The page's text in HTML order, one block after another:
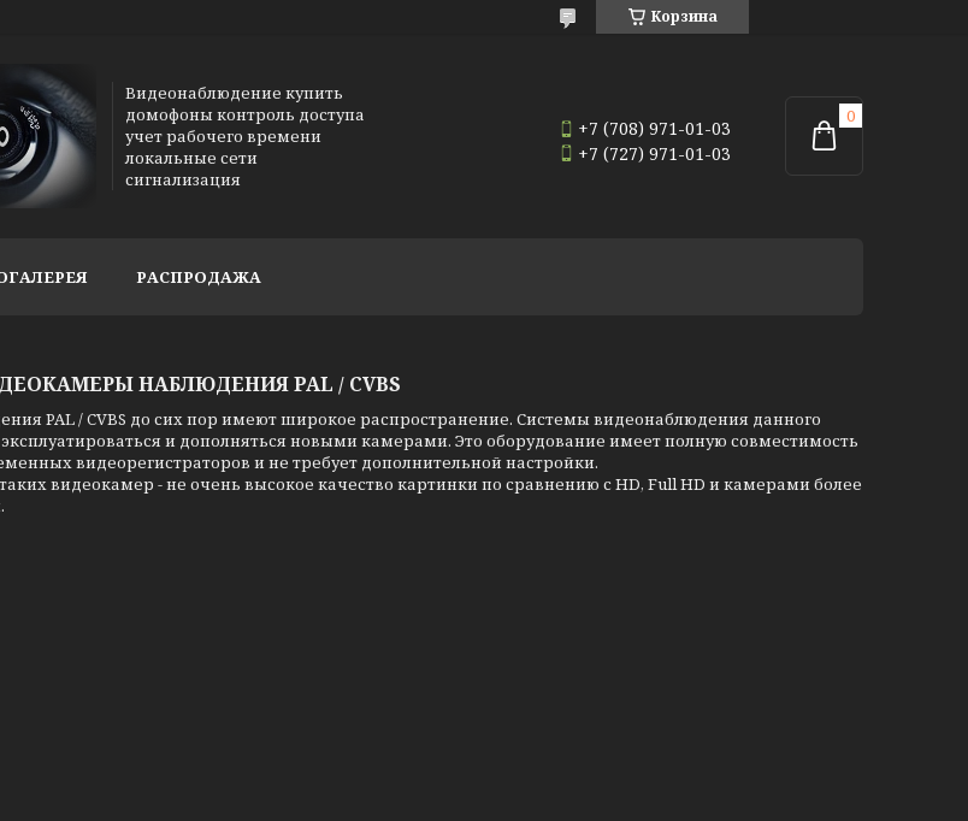
Корзина
Видеонаблюдение купить
домофоны контроль доступа
учет рабочего времени
локальные сети
сигнализация
+7 (708) 971-01-03
+7 (727) 971-01-03
РАСПРОДАЖА
НАБЛЮДЕНИЯ PAL / CVBS
PAL / CVBS до сих пор имеют широкое распространение. Системы видеонаблюдения данного
и дополняться новыми камерами. Это оборудование имеет полную совместимость
видеорегистраторов и не требует дополнительной настройки.
видеокамер - не очень высокое качество картинки по сравнению с HD, Full HD и камерами более